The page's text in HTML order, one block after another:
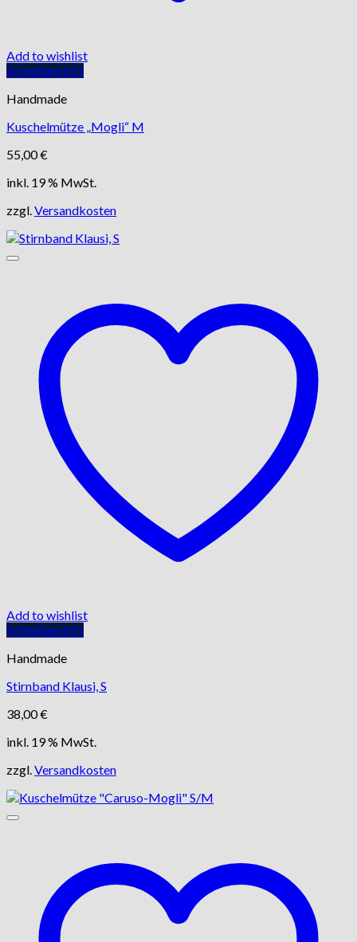
Add to wishlist
Schnellansicht
Handmade
Kuschelmütze „Mogli“ M
55,00€
inkl. 19 % MwSt.
zzgl.Versandkosten
Add to wishlist
Schnellansicht
Handmade
Stirnband Klausi, S
38,00€
inkl. 19 % MwSt.
zzgl.Versandkosten